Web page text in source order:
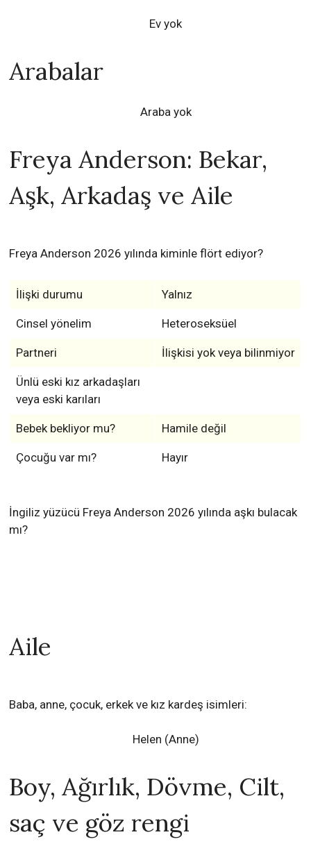
Ev yok
Arabalar
Araba yok
Freya Anderson: Bekar,
Aşk, Arkadaş ve Aile
Freya Anderson 2026 yılında kiminle flört ediyor?
İlişki durumu Yalnız
Cinsel yönelim Heteroseksüel
Partneri İlişkisi yok veya bilinmiyor
Ünlü eski kız arkadaşları
veya eski karıları
Bebek bekliyor mu? Hamile değil
Çocuğu var mı? Hayır
İngiliz yüzücü Freya Anderson 2026 yılında aşkı bulacak
mı?
Aile
Baba, anne, çocuk, erkek ve kız kardeş isimleri:
Helen (Anne)
Boy, Ağırlık, Dövme, Cilt,
saç ve göz rengi